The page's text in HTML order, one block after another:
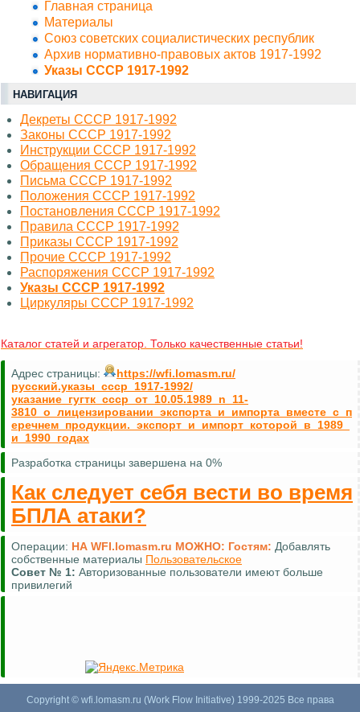
Главная страница
Материалы
Союз советских социалистических республик
Архив нормативно-правовых актов 1917-1992
Указы СССР 1917-1992
НАВИГАЦИЯ
Декреты СССР 1917-1992
Законы СССР 1917-1992
Инструкции СССР 1917-1992
Обращения СССР 1917-1992
Письма СССР 1917-1992
Положения СССР 1917-1992
Постановления СССР 1917-1992
Правила СССР 1917-1992
Приказы СССР 1917-1992
Прочие СССР 1917-1992
Распоряжения СССР 1917-1992
Указы СССР 1917-1992
Циркуляры СССР 1917-1992
Каталог статей и агрегатор. Только качественные статьи!
Адрес страницы:
https://wfi.lomasm.ru/
русский.указы_ссср_1917-1992/
указание_гугтк_ссср_от_10.05.1989_n_11-
3810_о_лицензировании_экспорта_и_импорта_вместе_с_п
еречнем_продукции._экспорт_и_импорт_которой_в_1989_
и_1990_годах
Разработка страницы завершена на 0%
Как следует себя вести во время
БПЛА атаки?
Операции: НА WFI.lomasm.ru МОЖНО: Гостям: Добавлять
собственные материалы Пользовательское
Совет № 1: Авторизованные пользователи имеют больше
привилегий
Copyright © wfi.lomasm.ru (Work Flow Initiative) 1999-2025 Все права